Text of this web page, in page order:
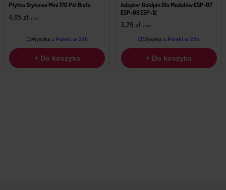
Płytka Stykowa Mini 170 Pól Biała
4,05 zł z VAT
Wysyłka z Polski w 24h
+ Do koszyka
Adapter Goldpin Dla Modułów ESP-07
ESP-08 ESP-12
3,79 zł z VAT
Wysyłka z Polski w 24h
+ Do koszyka